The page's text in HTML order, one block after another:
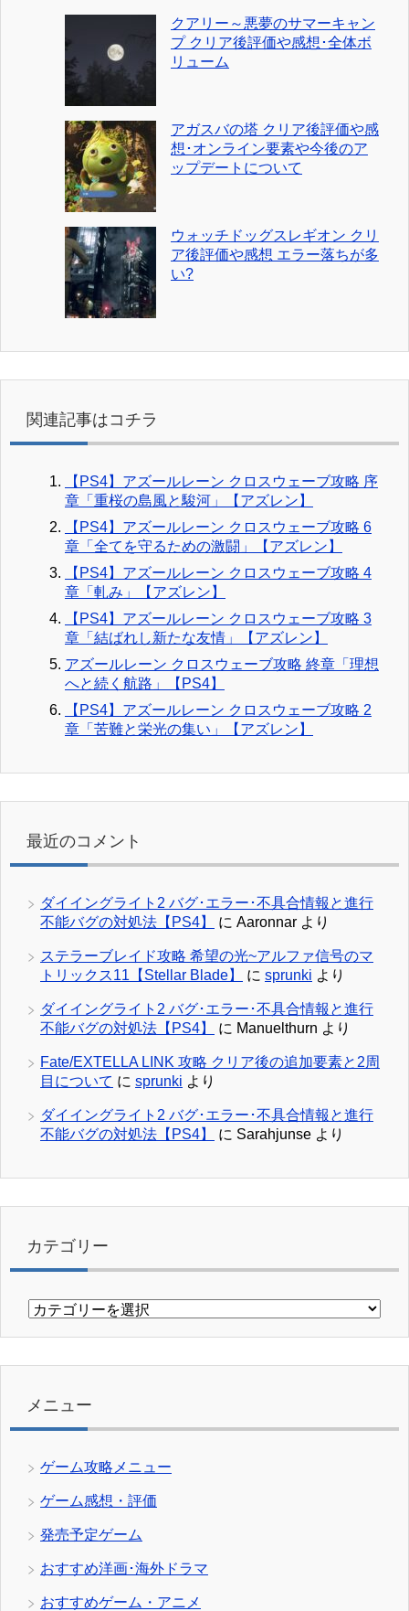
クアリー～悪夢のサマーキャン
プ クリア後評価や感想･全体ボ
リューム
アガスバの塔 クリア後評価や感
想･オンライン要素や今後のア
ップデートについて
ウォッチドッグスレギオン クリ
ア後評価や感想 エラー落ちが多
い?
関連記事はコチラ
【PS4】アズールレーン クロスウェーブ攻略 序
章「重桜の島風と駿河」【アズレン】
【PS4】アズールレーン クロスウェーブ攻略 6
章「全てを守るための激闘」【アズレン】
【PS4】アズールレーン クロスウェーブ攻略 4
章「軋み」【アズレン】
【PS4】アズールレーン クロスウェーブ攻略 3
章「結ばれし新たな友情」【アズレン】
アズールレーン クロスウェーブ攻略 終章「理想
へと続く航路」【PS4】
【PS4】アズールレーン クロスウェーブ攻略 2
章「苦難と栄光の集い」【アズレン】
最近のコメント
ダイイングライト2 バグ･エラー･不具合情報と進行
不能バグの対処法【PS4】
に Aaronnar より
ステラーブレイド攻略 希望の光~アルファ信号のマ
トリックス11【Stellar Blade】
に sprunki より
ダイイングライト2 バグ･エラー･不具合情報と進行
不能バグの対処法【PS4】
に Manuelthurn より
Fate/EXTELLA LINK 攻略 クリア後の追加要素と2周
目について に sprunki より
ダイイングライト2 バグ･エラー･不具合情報と進行
不能バグの対処法【PS4】
に Sarahjunse より
カテゴリー
カ
リ
メニュー
ゲーム攻略メニュー
ゲーム感想・評価
発売予定ゲーム
おすすめ洋画･海外ドラマ
おすすめゲーム・アニメ